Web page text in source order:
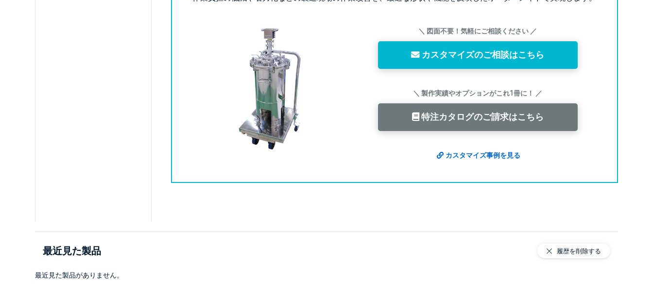
＼ 図面不要！気軽にご相談ください ／
カスタマイズのご相談はこちら
＼ 製作実績やオプションがこれ1冊に！ ／
特注カタログのご請求はこちら
カスタマイズ事例を見る
最近見た製品
最近見た製品がありません。
履歴を削除する